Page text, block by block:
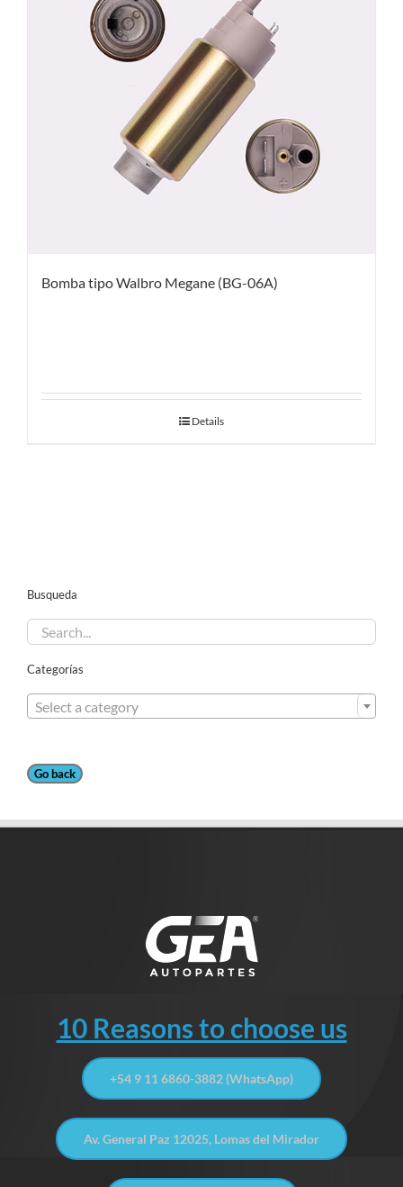
Bomba tipo Walbro Megane (BG-06A)
Details
Busqueda
Categorías
Select a category
Go back
10 Reasons to choose us
+54 9 11 6860-3882 (WhatsApp)
Av. General Paz 12025, Lomas del Mirador